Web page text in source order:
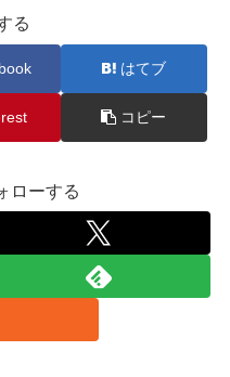
る
はてブ
コピー
ローする